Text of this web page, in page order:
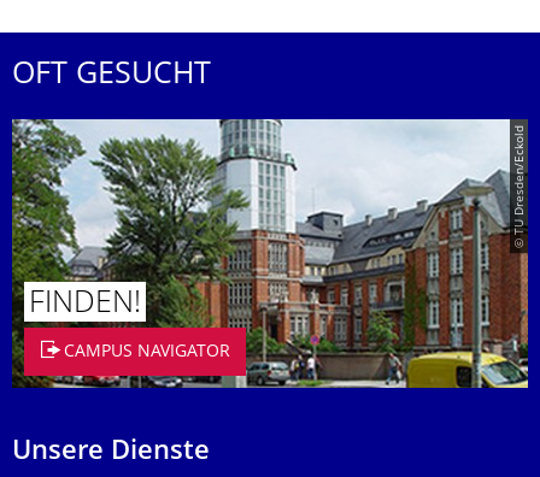
OFT GESUCHT
© TU Dresden/Eckold
FINDEN!
CAMPUS NAVIGATOR
Unsere Dienste